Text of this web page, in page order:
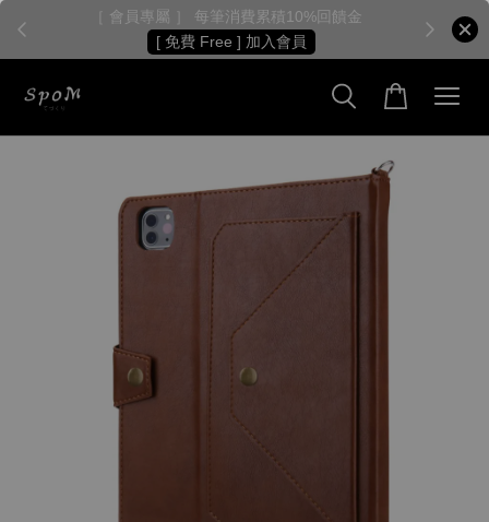
［ 會員專屬 ］ 每筆消費累積10%回饋金
[ 免費 Free ] 加入會員